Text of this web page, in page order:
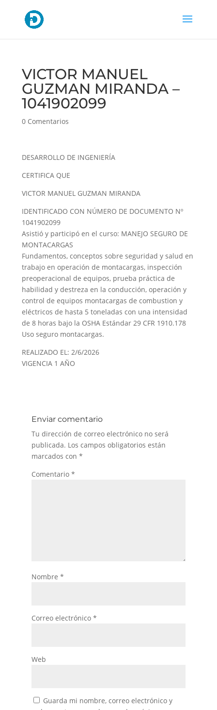
VICTOR MANUEL
GUZMAN MIRANDA –
1041902099
0 Comentarios
DESARROLLO DE INGENIERÍA
CERTIFICA QUE
VICTOR MANUEL GUZMAN MIRANDA
IDENTIFICADO CON NÚMERO DE DOCUMENTO Nº
1041902099
Asistió y participó en el curso: MANEJO SEGURO DE
MONTACARGAS
Fundamentos, conceptos sobre seguridad y salud en
trabajo en operación de montacargas, inspección
preoperacional de equipos, prueba práctica de
habilidad y destreza en la conducción, operación y
control de equipos montacargas de combustion y
eléctricos de hasta 5 toneladas con una intensidad
de 8 horas bajo la OSHA Estándar 29 CFR 1910.178
Uso seguro montacargas.
REALIZADO EL: 2/6/2026
VIGENCIA 1 AÑO
Enviar comentario
Tu dirección de correo electrónico no será
publicada. Los campos obligatorios están
marcados con *
Comentario *
Nombre *
Correo electrónico *
Web
Guarda mi nombre, correo electrónico y